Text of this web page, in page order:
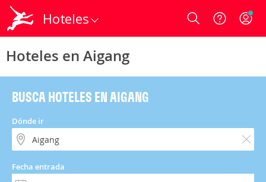
Hoteles Login
Hoteles en Aigang
BUSCA HOTELES EN AIGANG
Dónde ir
Fecha entrada